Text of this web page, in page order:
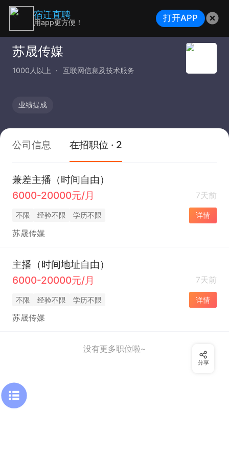
苏晟传媒
1000人以上 互联网信息及技术服务
业绩提成
公司信息 在招职位 · 2
兼差主播（时间自由）
6000-20000元/月
7天前
不限 经验不限 学历不限 详情
苏晟传媒
主播（时间地址自由）
6000-20000元/月
7天前
不限 经验不限 学历不限 详情
苏晟传媒
没有更多职位啦~
分享
宿迁直聘
用app更方便！ 打开APP